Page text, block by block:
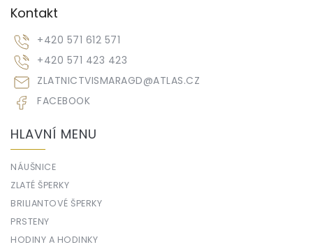
Kontakt
ZLATNICTVISMARAGD@ATLAS.CZ
+420 571 612 571
+420 571 423 423
FACEBOOK
HLAVNÍ MENU
NÁUŠNICE
ZLATÉ ŠPERKY
BRILIANTOVÉ ŠPERKY
PRSTENY
HODINY A HODINKY